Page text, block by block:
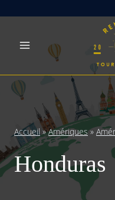
Accueil »Amériques»
Honduras